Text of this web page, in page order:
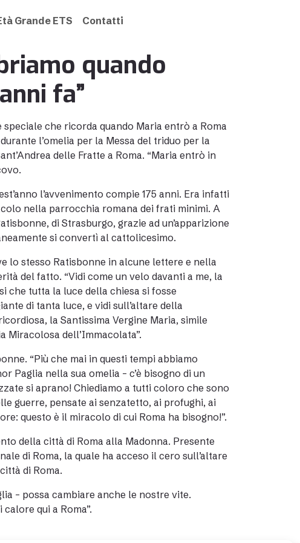
Grande ETS Contatti
quando
fa”
che ricorda quando Maria entrò a Roma
l’omelia per la Messa del triduo per la
delle Fratte a Roma. “Maria entrò in
l’avvenimento compie 175 anni. Era infatti
nella parrocchia romana dei frati minimi. A
di Strasburgo, grazie ad un’apparizione
si convertì al cattolicesimo.
lo stesso Ratisbonne in alcune lettere e nella
del fatto. “Vidi come un velo davanti a me, la
che tutta la luce della chiesa si fosse
di tanta luce, e vidi sull’altare della
la Santissima Vergine Maria, simile
Miracolosa dell’Immacolata”.
“Più che mai in questi tempi abbiamo
Paglia nella sua omelia – c’è bisogno di un
si aprano! Chiediamo a tutti coloro che sono
guerre, pensate ai senzatetto, ai profughi, ai
questo è il miracolo di cui Roma ha bisogno!”.
della città di Roma alla Madonna. Presente
di Roma, la quale ha acceso il cero sull’altare
di Roma.
– possa cambiare anche le nostre vite.
qui a Roma”.